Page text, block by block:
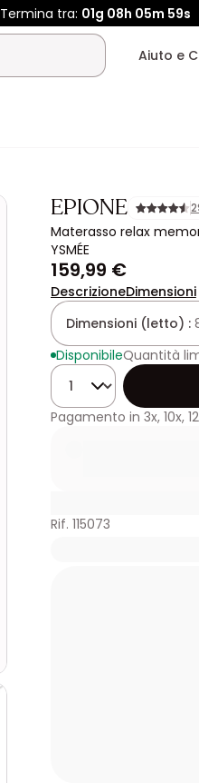
Termina tra: 01g 08h 05m 57s
EPIONE
Materasso relax
YSMÉE
159,99 €
DescrizioneDimensioni
Dimensioni (letto) :
DisponibileQuantità
Quantità
Pagamento in 3x, 10x,
Rif. 115073